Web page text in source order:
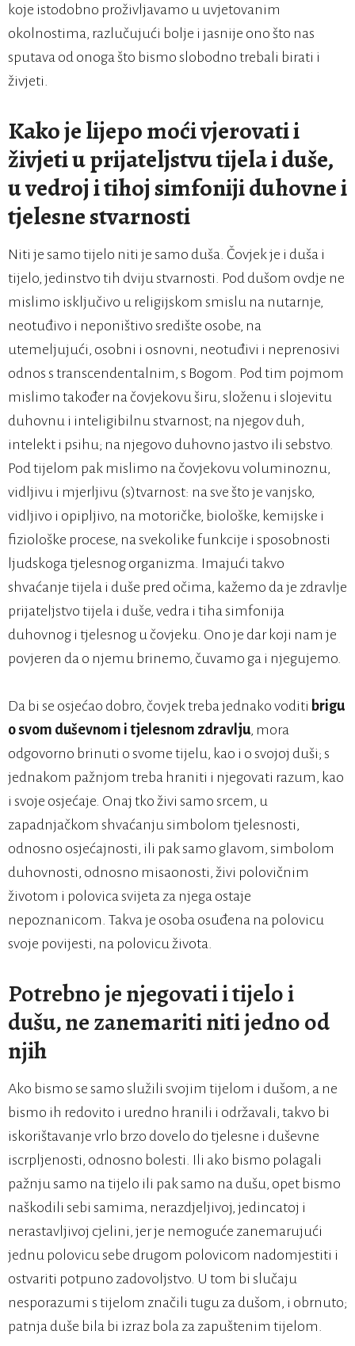
koje istodobno proživljavamo u uvjetovanim
okolnostima, razlučujući bolje i jasnije ono što nas
sputava od onoga što bismo slobodno trebali birati i
živjeti.
Kako je lijepo moći vjerovati i
živjeti u prijateljstvu tijela i duše,
u vedroj i tihoj simfoniji duhovne i
tjelesne stvarnosti
Niti je samo tijelo niti je samo duša. Čovjek je i duša i
tijelo, jedinstvo tih dviju stvarnosti. Pod dušom ovdje ne
mislimo isključivo u religijskom smislu na nutarnje,
neotuđivo i neponištivo središte osobe, na
utemeljujući, osobni i osnovni, neotuđivi i neprenosivi
odnos s transcendentalnim, s Bogom. Pod tim pojmom
mislimo također na čovjekovu širu, složenu i slojevitu
duhovnu i inteligibilnu stvarnost; na njegov duh,
intelekt i psihu; na njegovo duhovno jastvo ili sebstvo.
Pod tijelom pak mislimo na čovjekovu voluminoznu,
vidljivu i mjerljivu (s)tvarnost: na sve što je vanjsko,
vidljivo i opipljivo, na motoričke, biološke, kemijske i
fiziološke procese, na svekolike funkcije i sposobnosti
ljudskoga tjelesnog organizma. Imajući takvo
shvaćanje tijela i duše pred očima, kažemo da je zdravlje
prijateljstvo tijela i duše, vedra i tiha simfonija
duhovnog i tjelesnog u čovjeku. Ono je dar koji nam je
povjeren da o njemu brinemo, čuvamo ga i njegujemo.
Da bi se osjećao dobro, čovjek treba jednako voditi brigu
o svom duševnom i tjelesnom zdravlju, mora
odgovorno brinuti o svome tijelu, kao i o svojoj duši; s
jednakom pažnjom treba hraniti i njegovati razum, kao
i svoje osjećaje. Onaj tko živi samo srcem, u
zapadnjačkom shvaćanju simbolom tjelesnosti,
odnosno osjećajnosti, ili pak samo glavom, simbolom
duhovnosti, odnosno misaonosti, živi polovičnim
životom i polovica svijeta za njega ostaje
nepoznanicom. Takva je osoba osuđena na polovicu
svoje povijesti, na polovicu života.
Potrebno je njegovati i tijelo i
dušu, ne zanemariti niti jedno od
njih
Ako bismo se samo služili svojim tijelom i dušom, a ne
bismo ih redovito i uredno hranili i održavali, takvo bi
iskorištavanje vrlo brzo dovelo do tjelesne i duševne
iscrpljenosti, odnosno bolesti. Ili ako bismo polagali
pažnju samo na tijelo ili pak samo na dušu, opet bismo
naškodili sebi samima, nerazdjeljivoj, jedincatoj i
nerastavljivoj cjelini, jer je nemoguće zanemarujući
jednu polovicu sebe drugom polovicom nadomjestiti i
ostvariti potpuno zadovoljstvo. U tom bi slučaju
nesporazumi s tijelom značili tugu za dušom, i obrnuto;
patnja duše bila bi izraz bola za zapuštenim tijelom.